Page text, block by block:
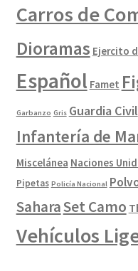
Carros de
Dioramas Ejercito
Español Famet
Garbanzo Gris Guardia Civil
Infantería de
Miscelánea Naciones
Pipetas Policía Nacional
SaharaSet Camo
Vehículos